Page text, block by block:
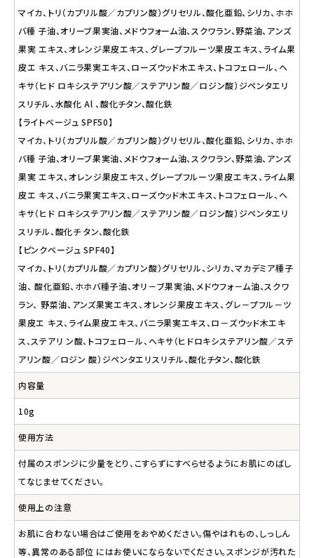
マイカ、トリ（カプリル酸／カプリン酸）グリセリル、酸化亜鉛、シリカ、ホホ
バ種 子油、オリーブ果実油、メドウフォーム油、スクワラン、野菜油、アンズ
果実 エキス、オレンジ果皮エキス、グレープフルーツ果皮エキス、ライム果
皮エ キス、バニラ果実エキス、ローズウッド木エキス、トコフェロール、ヘ
キサ（ヒド ロキシステアリン酸／ステアリン酸／ロジン酸）ジペンタエリ
スリチル、水酸化 Al 、酸化チタン、酸化鉄
【ライトベージュ SPF50】
マイカ、トリ（カプリル酸／カプリン酸）グリセリル、酸化亜鉛、シリカ、ホホ
バ種 子油、オリーブ果実油、メドウフォーム油、スクワラン、野菜油、アンズ
果実 エキス、オレンジ果皮エキス、グレープフルーツ果皮エキス、ライム果
皮エ キス、バニラ果実エキス、ローズウッド木エキス、トコフェロール、ヘ
キサ（ヒド ロキシステアリン酸／ステアリン酸／ロジン酸）ジペンタエリ
スリチル、酸化チ タン、酸化鉄
【ピンクベージュ SPF40】
マイカ、トリ（カプリル酸／カプリン酸）グリセリル、シリカ、マカデミア種子
油、 酸化亜鉛、ホホバ種子油、オリ－ブ果実油、メドウフォ－ム油、スクワ
ラン、 野菜油、アンズ果実エキス、オレンジ果皮エキス、グレ－プフル－ツ
果皮エ キス、ライム果皮エキス、バニラ果実エキス、ロ－ズウッド木エキ
ス、ステアリ ン酸、トコフェロ－ル、ヘキサ（ヒドロキシステアリン酸／ステ
アリン酸／ロジン 酸）ジペンタエリスリチル、酸化チタン、酸化鉄
内容量
10g
使用方法
付属のスポンジに少量をとり、こすらずにすべらせるようにお肌にのばし
てなじませてください。
使用上の注意
お肌に合わない場合はご使用をおやめください。傷やはれもの、しっしん
等、異常のある部位 にはお使いにならないでください。スポンジが汚れた